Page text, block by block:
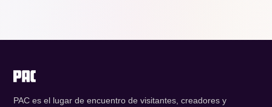
PAC es el lugar de encuentro de visitantes, creadores y